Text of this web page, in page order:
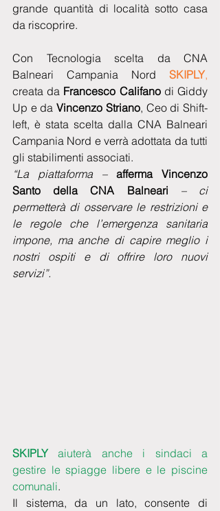
grande quantità di località sotto casa
da riscoprire.
Con Tecnologia scelta da CNA
Balneari Campania Nord SKIPLY,
creata da Francesco Califano di Giddy
Up e da Vincenzo Striano, Ceo di Shift-
left, è stata scelta dalla CNA Balneari
Campania Nord e verrà adottata da tutti
gli stabilimenti associati.
“La piattaforma – afferma Vincenzo
Santo della CNA Balneari – ci
permetterà di osservare le restrizioni e
le regole che l’emergenza sanitaria
impone, ma anche di capire meglio i
nostri ospiti e di offrire loro nuovi
servizi”.
SKIPLY aiuterà anche i sindaci a
gestire le spiagge libere e le piscine
comunali.
Il sistema, da un lato, consente di